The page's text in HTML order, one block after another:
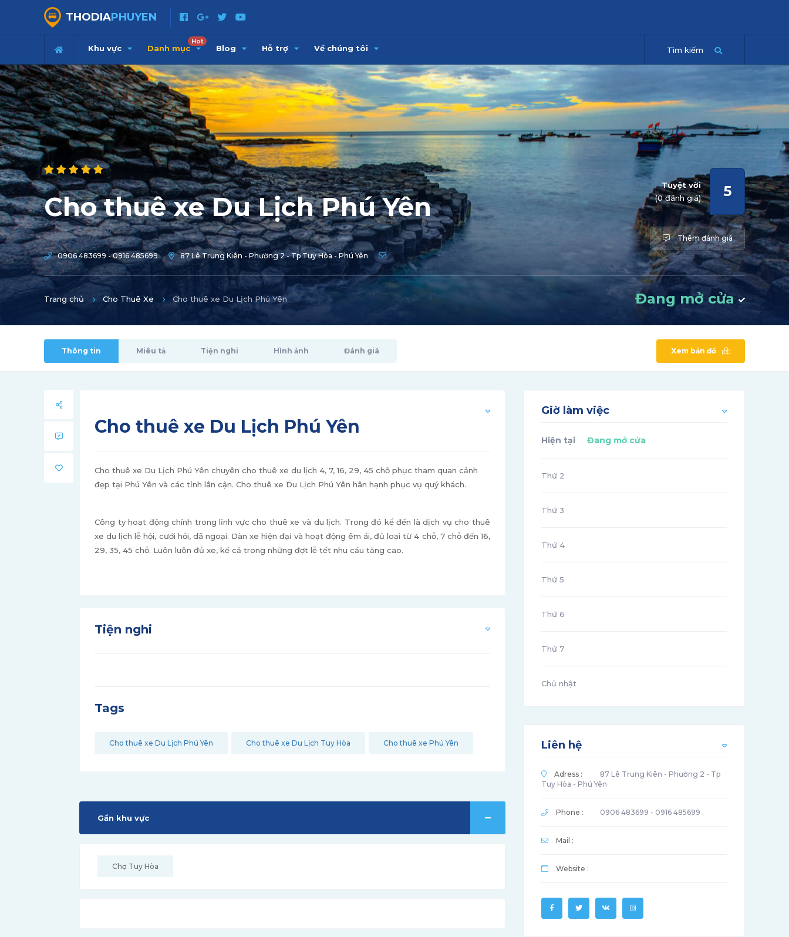
THODIAPHUYEN
Tìm kiếm
Khu vực Danh mục
Hot
Blog Hỗ trợ Về chúng tôi
Cho thuê xe Du Lịch Phú Yên
0906 483699 - 0916 485699 87 Lê Trung Kiên - Phường 2 - Tp Tuy Hòa - Phú Yên
Tuyệt vời
(0 đánh giá)
5
Thêm đánh giá
Trang chủ Cho Thuê Xe Cho thuê xe Du Lịch Phú Yên Đang mở cửa
Thông tin Miêu tả Tiện nghi Hình ảnh Đánh giá Xem bản đồ
Cho thuê xe Du Lịch Phú Yên
Cho thuê xe Du Lịch Phú Yên chuyên cho thuê xe du lịch 4, 7, 16, 29, 45 chỗ phục tham quan cảnh
đẹp tại Phú Yên và các tỉnh lân cận. Cho thuê xe Du Lịch Phú Yên hân hạnh phục vụ quý khách.
Công ty hoạt động chính trong lĩnh vực cho thuê xe và du lịch. Trong đó kể đến là dịch vụ cho thuê
xe du lịch lễ hội, cưới hỏi, dã ngoại. Dàn xe hiện đại và hoạt động êm ái, đủ loại từ 4 chỗ, 7 chỗ đến 16,
29, 35, 45 chỗ. Luôn luôn đủ xe, kể cả trong những đợt lễ tết nhu cầu tăng cao.
Tiện nghi
Tags
Cho thuê xe Du Lịch Phú Yên Cho thuê xe Du Lịch Tuy Hòa Cho thuê xe Phú Yên
Gần khu vực
Chợ Tuy Hòa
Giờ làm việc
Hiện tại Đang mở cửa
Thứ 2
Thứ 3
Thứ 4
Thứ 5
Thứ 6
Thứ 7
Chủ nhật
Liên hệ
Adress :
87 Lê Trung Kiên - Phường 2 - Tp
Tuy Hòa - Phú Yên
Phone : 0906 483699 - 0916 485699
Mail :
Website :